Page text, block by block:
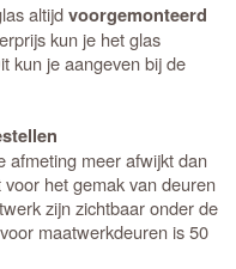
altijdvoorgemonteerd
kun je het glas
kun je aangeven bij de
afmeting meer afwijkt dan
het gemak van deuren
zijn zichtbaar onder de
maatwerkdeuren is 50